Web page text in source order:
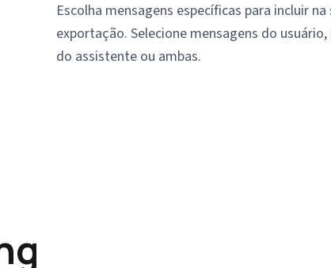
Escolha mensagens específicas para incluir na
exportação. Selecione mensagens do
do assistente ou ambas.